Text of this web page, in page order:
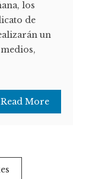
los
de
un
Read More